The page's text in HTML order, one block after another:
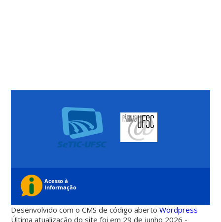
Desenvolvido com o CMS de código abertoWordpress
Última atualização do site foi em 29 de junho 2026 -